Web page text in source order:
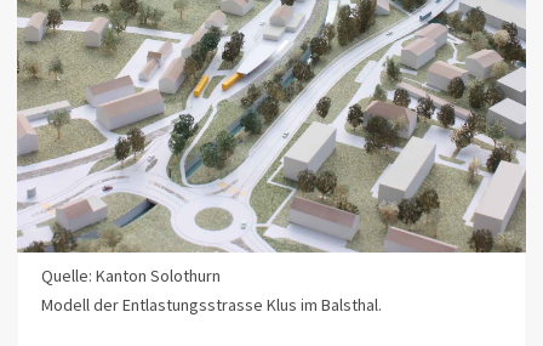
Quelle: Kanton Solothurn
Modell der Entlastungsstrasse Klus im Balsthal.